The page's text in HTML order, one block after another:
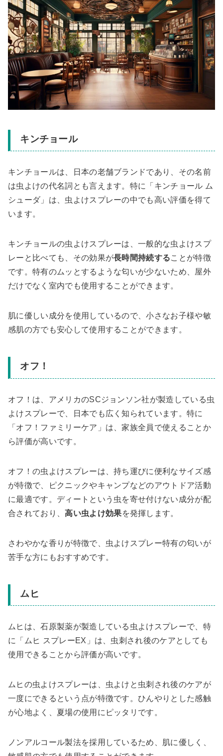
キンチョール
キンチョールは、日本の老舗ブランドであり、その名前
は虫よけの代名詞とも言えます。特に「キンチョール ム
シューダ」は、虫よけスプレーの中でも高い評価を得て
います。
キンチョールの虫よけスプレーは、一般的な虫よけスプ
レーと比べても、その効果が長時間持続することが特徴
です。特有のムッとするような匂いが少ないため、屋外
だけでなく室内でも使用することができます。
肌に優しい成分を使用しているので、小さなお子様や敏
感肌の方でも安心して使用することができます。
オフ！
オフ！は、アメリカのSCジョンソン社が製造している虫
よけスプレーで、日本でも広く知られています。特に
「オフ！ファミリーケア」は、家族全員で使えることか
ら評価が高いです。
オフ！の虫よけスプレーは、持ち運びに便利なサイズ感
が特徴で、ピクニックやキャンプなどのアウトドア活動
に最適です。ディートという虫を寄せ付けない成分が配
合されており、高い虫よけ効果を発揮します。
さわやかな香りが特徴で、虫よけスプレー特有の匂いが
苦手な方にもおすすめです。
ムヒ
ムヒは、石原製薬が製造している虫よけスプレーで、特
に「ムヒ スプレーEX」は、虫刺され後のケアとしても
使用できることから評価が高いです。
ムヒの虫よけスプレーは、虫よけと虫刺され後のケアが
一度にできるという点が特徴です。ひんやりとした感触
が心地よく、夏場の使用にピッタリです。
ノンアルコール製法を採用しているため、肌に優しく、